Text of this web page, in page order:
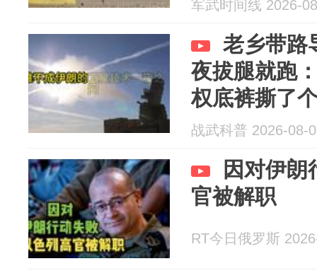
军武时间线 2026-
老乡带路
夜拔腿就跑
权底裤撕了
战武科普 2026-08-
因对伊朗
官被解职
RT今日俄罗斯